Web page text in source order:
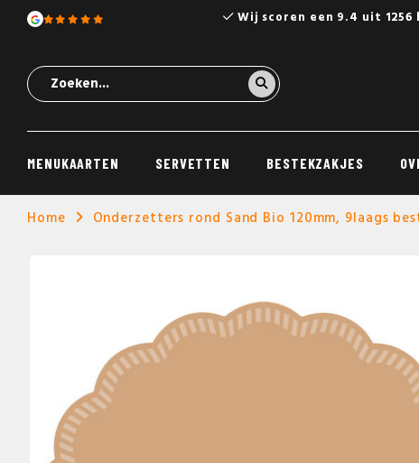
Wij scoren een 9.4 uit 1256
MENUKAARTEN SERVETTEN BESTEKZAKJES
Home Onderzetters rond Sand Bio 120mm, 9laags